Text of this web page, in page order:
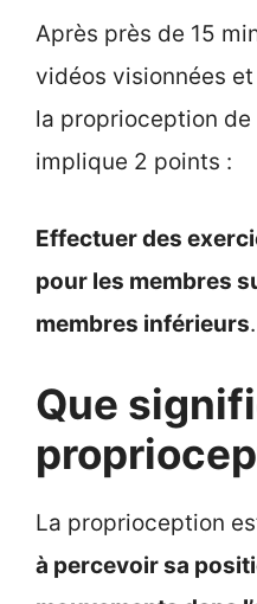
Après près de 15
vidéos visionnées
la proprioception de
implique 2 points :
Effectuer des
pour les membres
membres inférieurs.
Que
La proprioception
à percevoir sa